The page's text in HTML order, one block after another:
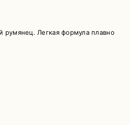
румянец. Легкая формула плавно